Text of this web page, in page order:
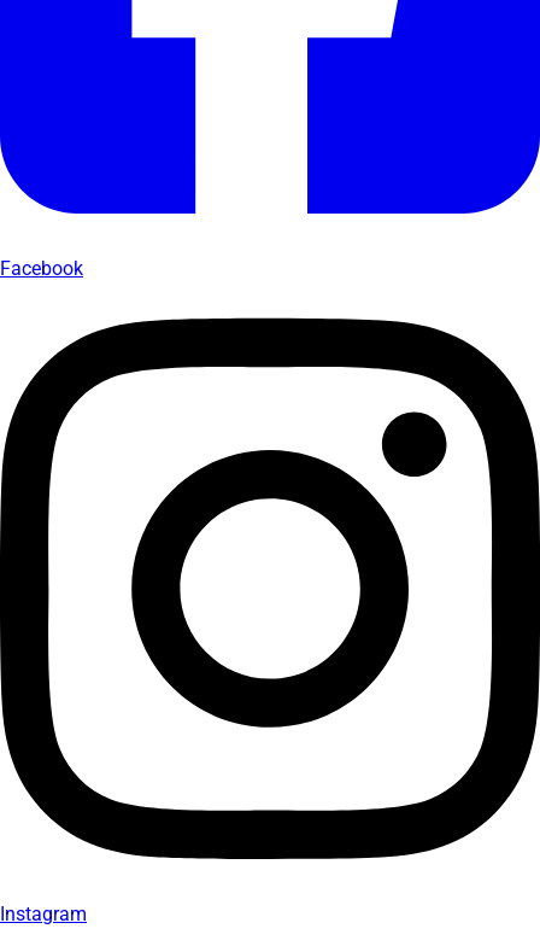
Facebook
Instagram